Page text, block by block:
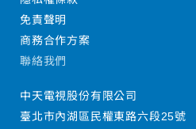
免責聲明
商務合作方案
聯絡我們
中天電視股份有限公司
臺北市內湖區民權東路六段25號